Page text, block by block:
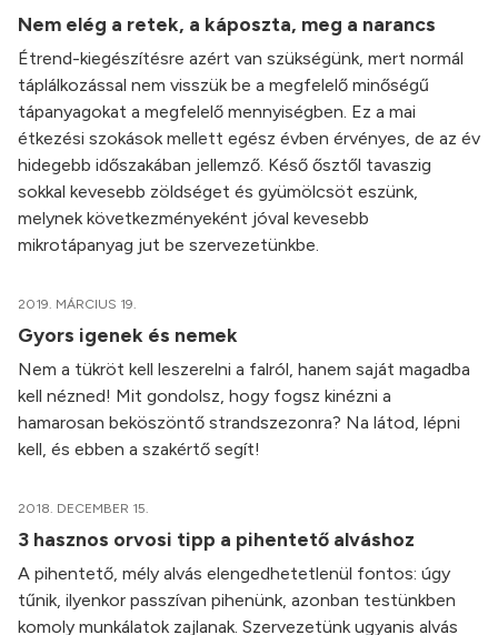
Nem elég a retek, a káposzta, meg a narancs
Étrend-kiegészítésre azért van szükségünk, mert normál
táplálkozással nem visszük be a megfelelő minőségű
tápanyagokat a megfelelő mennyiségben. Ez a mai
étkezési szokások mellett egész évben érvényes, de az év
hidegebb időszakában jellemző. Késő ősztől tavaszig
sokkal kevesebb zöldséget és gyümölcsöt eszünk,
melynek következményeként jóval kevesebb
mikrotápanyag jut be szervezetünkbe.
2019. MÁRCIUS 19.
Gyors igenek és nemek
Nem a tükröt kell leszerelni a falról, hanem saját magadba
kell nézned! Mit gondolsz, hogy fogsz kinézni a
hamarosan beköszöntő strandszezonra? Na látod, lépni
kell, és ebben a szakértő segít!
2018. DECEMBER 15.
3 hasznos orvosi tipp a pihentető alváshoz
A pihentető, mély alvás elengedhetetlenül fontos: úgy
tűnik, ilyenkor passzívan pihenünk, azonban testünkben
komoly munkálatok zajlanak. Szervezetünk ugyanis alvás